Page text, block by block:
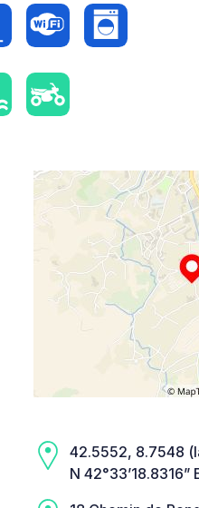
42.5552, 8.7548
N 42°33’18.8316”